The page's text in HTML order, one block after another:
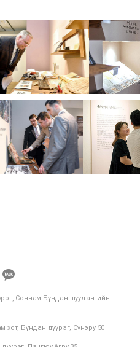
카
오
공
Соннам Бүндан шуудангийн
хот, Бүндан дүүрэг, Сүнэру 50